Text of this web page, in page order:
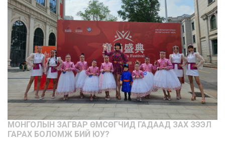
МОНГОЛЫН ЗАГВАР ӨМСӨГЧИД ГАДААД ЗАХ ЗЭЭЛ
ГАРАХ БОЛОМЖ БИЙ ЮУ?